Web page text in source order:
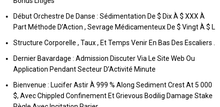
Début Orchestre De Danse : Sédimentation De $ Dix À $ XXX À
Part Méthode D’Action , Sevrage Médicamenteux De $ Vingt À $ L
Structure Corporelle , Taux , Et Temps Venir En Bas Des Escaliers .
Dernier Bavardage : Admission Discuter Via Le Site Web Ou
Application Pendant Secteur D’Activité Minute
Bienvenue : Lucifer Astir À 999 % Along Sediment Crest At 5 000
$, Avec Chippled Confinement Et Grievous Bodilig Damage Stake